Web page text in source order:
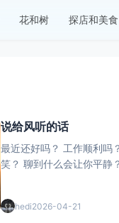
花和树 探店和美食
说给风听的话
最近还好吗？ 工作顺利吗？ 最想吃的一道菜是什么？ 做得难吃的是什么？ 下一次旅行想去哪里？ 让你感到快乐的事情是什么？ 和谁聊天，你会在脸上堆
hedi2026-04-21